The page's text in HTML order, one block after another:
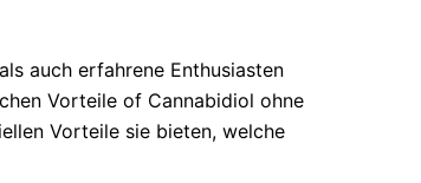
auch erfahrene Enthusiasten
Vorteile of Cannabidiol ohne
Vorteile sie bieten, welche